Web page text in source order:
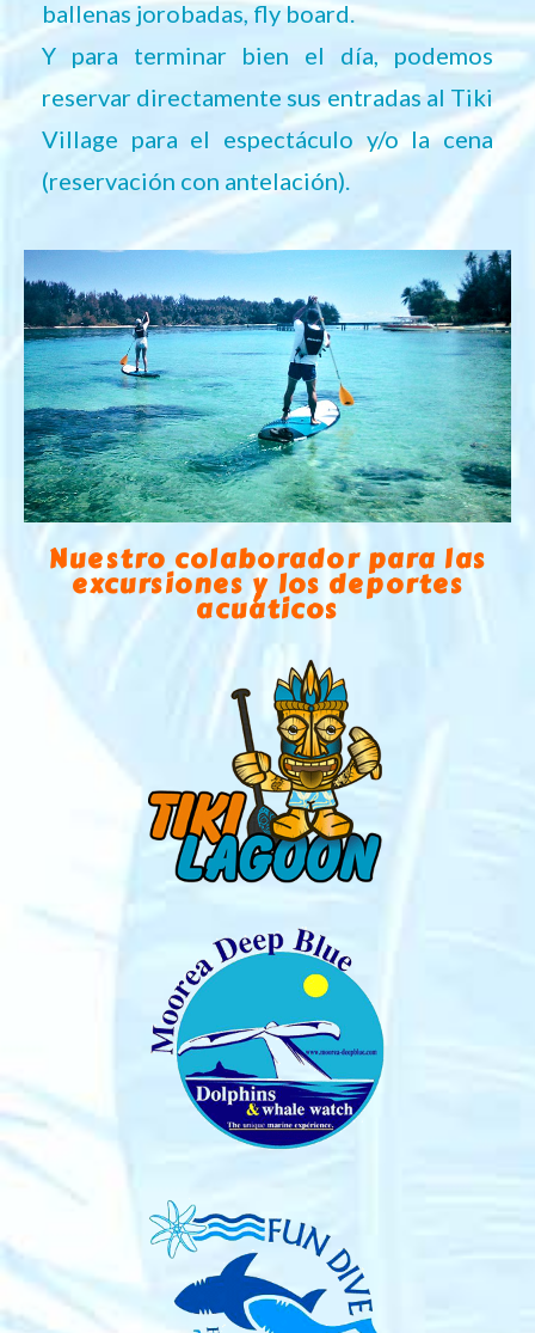
ballenas jorobadas, fly board.
Y para terminar bien el día, podemos
reservar directamente sus entradas al Tiki
Village para el espectáculo y/o la cena
(reservación con antelación).
Nuestro colaborador para las
excursiones y los deportes
acuáticos